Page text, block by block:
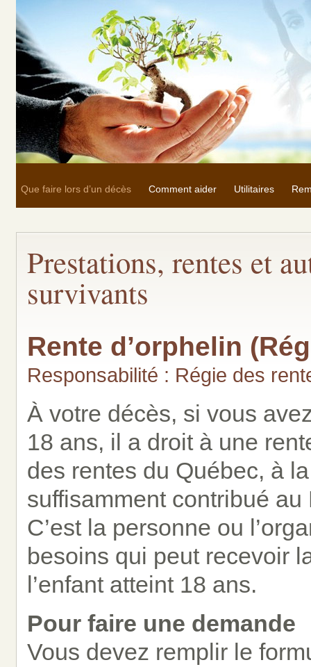
Que faire lors d’un décès Comment aider Utilitaires
Prestations, rentes et
survivants
Rente d’orphelin
Responsabilité : Régie des
À votre décès, si vous
18 ans, il a droit à une
des rentes du Québec, à
suffisamment contribué
C’est la personne ou
besoins qui peut recevoir
l’enfant atteint 18 ans.
Pour faire une demande
Vous devez remplir le